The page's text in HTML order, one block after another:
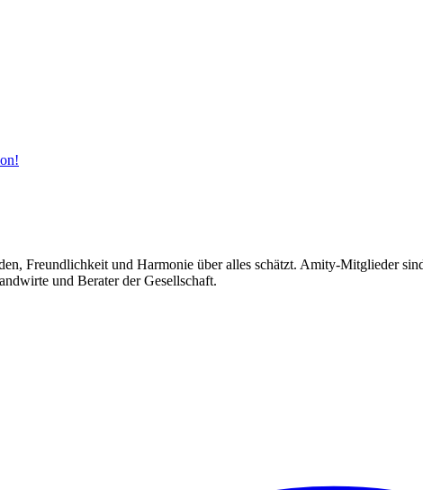
Freundlichkeit und Harmonie über alles schätzt. Amity-Mitglieder
und Berater der Gesellschaft.